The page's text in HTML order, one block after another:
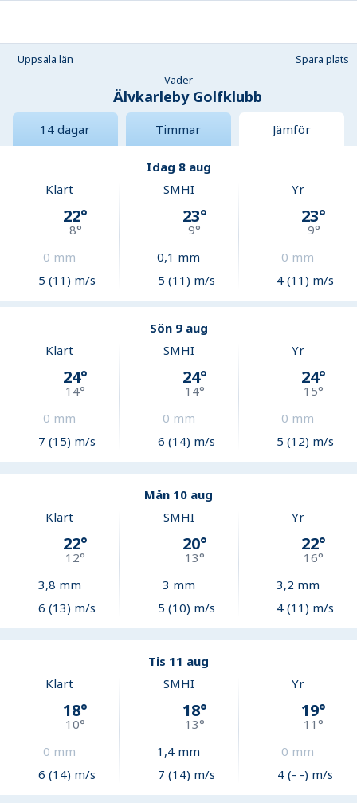
Uppsala län
Spara plats
Väder
Älvkarleby Golfklubb
14 dagar Timmar Jämför
Idag 8 aug
Klart
22°
8°
0 mm
5 (11) m/s
SMHI
23°
9°
0,1 mm
5 (11) m/s
Yr
23°
9°
0 mm
4 (11) m/s
Sön 9 aug
Klart
24°
14°
0 mm
7 (15) m/s
SMHI
24°
14°
0 mm
6 (14) m/s
Yr
24°
15°
0 mm
5 (12) m/s
Mån 10 aug
Klart
22°
12°
3,8 mm
6 (13) m/s
SMHI
20°
13°
3 mm
5 (10) m/s
Yr
22°
16°
3,2 mm
4 (11) m/s
Tis 11 aug
Klart
18°
10°
0 mm
6 (14) m/s
SMHI
18°
13°
1,4 mm
7 (14) m/s
Yr
19°
11°
0 mm
4 (- -) m/s